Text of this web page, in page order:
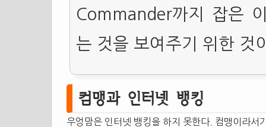
Commander까지 잡은
는 것을 보여주기 위한 것
컴맹과 인터넷 뱅킹
우엉맘은 인터넷 뱅킹을 하지 못한다. 컴맹이라서